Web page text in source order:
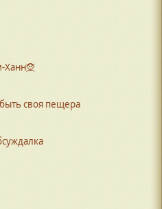
Ханн🧝
своя пещера